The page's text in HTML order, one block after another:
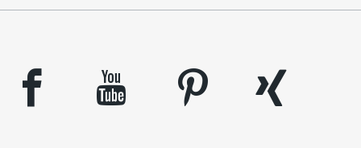
facebook youtube pinterest
xing